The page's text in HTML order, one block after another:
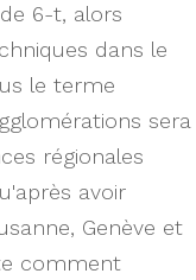
6-t, alors
dans le
le terme
sera
régionales
avoir
Genève et
comment